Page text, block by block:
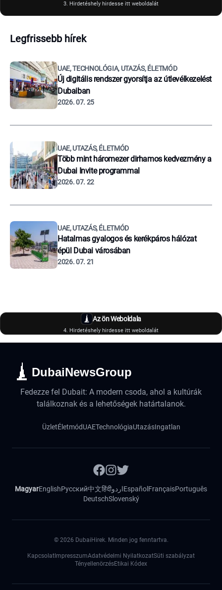
3. Hirdetéshely hirdesse itt weboldalát
Legfrissebb hírek
UAE, TECHNOLÓGIA, UTAZÁS, ÉLETMÓD
Új digitális rendszer gyorsítja az útlevélkezelést
Dubaiban
2026. 07. 25
UAE, UTAZÁS, ÉLETMÓD
Több mint háromezer dirhamos kedvezmény a
Dubai Invite programmal
2026. 07. 22
UAE, UTAZÁS, ÉLETMÓD
Hatalmas gyalogos és kerékpáros hálózat
épül Dubai városában
2026. 07. 21
Az ön Weboldala
4. Hirdetéshely hirdesse itt weboldalát
DubaiNewsGroup
Fedezze fel Dubait: A modern csoda, ahol a kultúrák
találkoznak és a lehetőségek határtalanok.
ÜzletÉletmódUAETechnológiaUtazásIngatlan
MagyarEnglishРусский中文हिंदीاردوEspañol FrançaisPortuguês
DeutschSlovenský
© 2026 DubaiHirek. Minden jog fenntartva.
Kapcsolat ImpresszumAdatvédelmi NyilatkozatSüti szabályzat
TényellenörzésEtikai Kódex